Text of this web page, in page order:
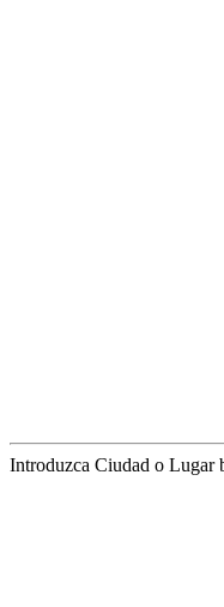
Introduzca Ciudad o Lugar